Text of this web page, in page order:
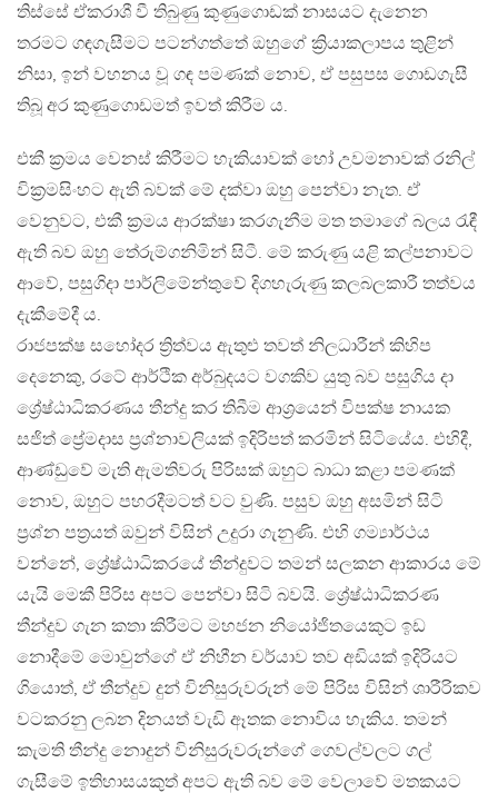
තිස්සේ ඒකරාශී වී තිබුණු කුණුගොඩක් නාසයට දැනෙන
තරමට ගඳගැසීමට පටන්ගත්තේ ඔහුගේ ක්‍රියාකලාපය තුළින්
නිසා, ඉන් වහනය වූ ගඳ පමණක් නොව, ඒ පසුපස ගොඩගැසී
තිබූ අර කුණුගොඩමත් ඉවත් කිරීම ය.
එකී ක්‍රමය වෙනස් කිරීමට හැකියාවක් හෝ උවමනාවක් රනිල්
වික්‍රමසිංහට ඇති බවක් මේ දක්වා ඔහු පෙන්වා නැත. ඒ
වෙනුවට, එකී ක්‍රමය ආරක්ෂා කරගැනීම මත තමාගේ බලය රැඳී
ඇති බව ඔහු තේරුම්ගනිමින් සිටී. මේ කරුණු යළි කල්පනාවට
ආවේ, පසුගිදා පාර්ලිමේන්තුවේ දිගහැරුණු කලබලකාරී තත්වය
දැකීමේදී ය.
රාජපක්ෂ සහෝදර ත්‍රිත්වය ඇතුළු තවත් නිලධාරීන් කිහිප
දෙනෙකු, රටේ ආර්ථික අර්බුදයට වගකිව යුතු බව පසුගිය දා
ශ්‍රේෂ්ඨාධිකරණය තීන්දු කර තිබීම ආශ්‍රයෙන් විපක්ෂ නායක
සජිත් ප්‍රේමදාස ප්‍රශ්නාවලියක් ඉදිරිපත් කරමින් සිටියේය. එහිදී,
ආණ්ඩුවේ මැති ඇමතිවරු පිරිසක් ඔහුට බාධා කළා පමණක්
නොව, ඔහුට පහරදීමටත් වට වුණි. පසුව ඔහු අසමින් සිටි
ප්‍රශ්න පත්‍රයත් ඔවුන් විසින් උදුරා ගැනුණි. එහි ගම්‍යාර්ථය
වන්නේ, ශ්‍රේෂ්ඨාධිකරයේ තීන්දුවට තමන් සලකන ආකාරය මේ
යැයි මෙකී පිරිස අපට පෙන්වා සිටි බවයි. ශ්‍රේෂ්ඨාධිකරණ
තීන්දුව ගැන කතා කිරීමට මහජන නියෝජිතයෙකුට ඉඩ
නොදීමේ මොවුන්ගේ ඒ නිහීන චර්යාව තව අඩියක් ඉදිරියට
ගියොත්, ඒ තීන්දුව දුන් විනිසුරුවරුන් මේ පිරිස විසින් ශාරීරිකව
වටකරනු ලබන දිනයත් වැඩි ඈතක නොවිය හැකිය. තමන්
කැමති තීන්දු නොදුන් විනිසුරුවරුන්ගේ ගෙවල්වලට ගල්
ගැසීමේ ඉතිහාසයකුත් අපට ඇති බව මේ වෙලාවේ මතකයට